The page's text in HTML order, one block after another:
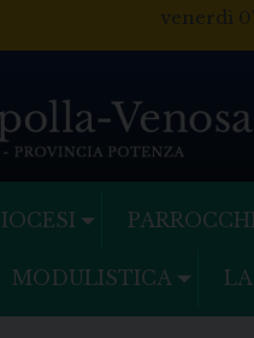
venerdì
MODULISTICA